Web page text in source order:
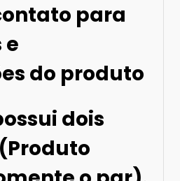
para
e
do produto
dois